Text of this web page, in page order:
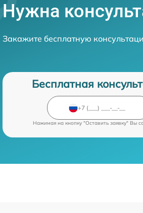
Нужна
Закажите бесплатную
Бесплатная
Нажимая на кнопку "Оставить заявку" Вы